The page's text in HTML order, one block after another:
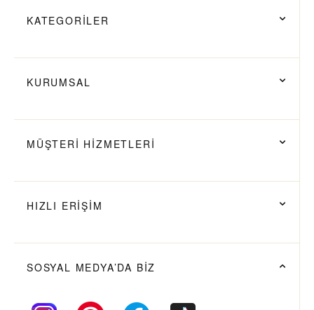
KATEGORİLER
KURUMSAL
MÜŞTERİ HİZMETLERİ
HIZLI ERİŞİM
SOSYAL MEDYA’DA BİZ